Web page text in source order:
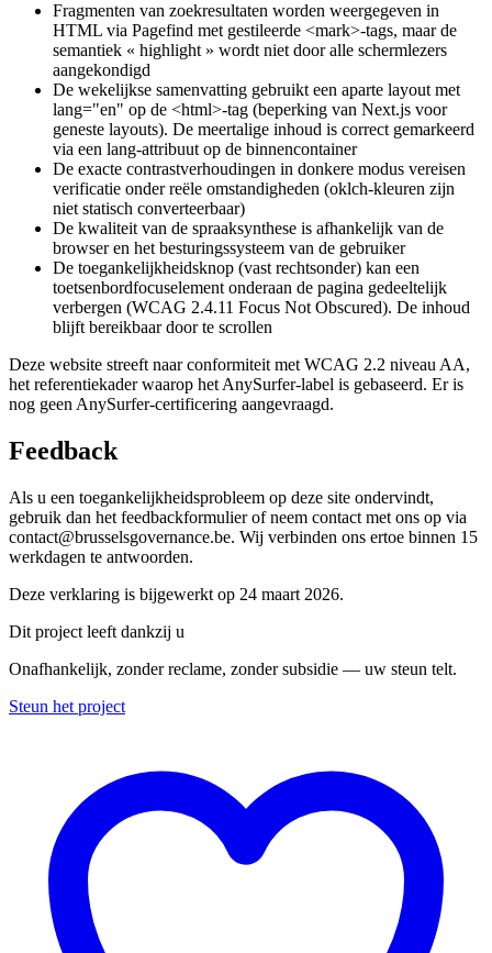
Fragmenten van zoekresultaten worden weergegeven in
HTML via Pagefind met gestileerde <mark>-tags, maar de
semantiek « highlight » wordt niet door alle schermlezers
aangekondigd
De wekelijkse samenvatting gebruikt een aparte layout met
lang="en" op de <html>-tag (beperking van Next.js voor
geneste layouts). De meertalige inhoud is correct gemarkeerd
via een lang-attribuut op de binnencontainer
De exacte contrastverhoudingen in donkere modus vereisen
verificatie onder reële omstandigheden (oklch-kleuren zijn
niet statisch converteerbaar)
De kwaliteit van de spraaksynthese is afhankelijk van de
browser en het besturingssysteem van de gebruiker
De toegankelijkheidsknop (vast rechtsonder) kan een
toetsenbordfocuselement onderaan de pagina gedeeltelijk
verbergen (WCAG 2.4.11 Focus Not Obscured). De inhoud
blijft bereikbaar door te scrollen
Deze website streeft naar conformiteit met WCAG 2.2 niveau AA,
het referentiekader waarop het AnySurfer-label is gebaseerd. Er is
nog geen AnySurfer-certificering aangevraagd.
Feedback
Als u een toegankelijkheidsprobleem op deze site ondervindt,
gebruik dan het feedbackformulier of neem contact met ons op via
contact@brusselsgovernance.be. Wij verbinden ons ertoe binnen 15
werkdagen te antwoorden.
Deze verklaring is bijgewerkt op 24 maart 2026.
Dit project leeft dankzij u
Onafhankelijk, zonder reclame, zonder subsidie — uw steun telt.
Steun het project